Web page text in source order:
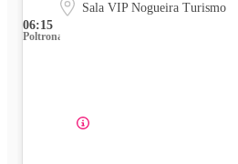
06:15
Sala VIP Nogueira Turismo
Poltrona